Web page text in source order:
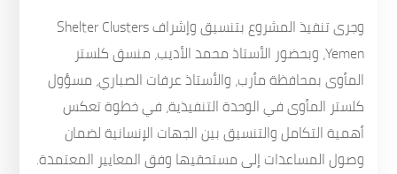
وجرى تنفيذ المشروع بتنسيق وإشراف Shelter Clusters
Yemen، وبحضور الأستاذ محمد الأديب، منسق كلستر
المأوى بمحافظة مأرب، والأستاذ عرفات الصباري، مسؤول
كلستر المأوى في الوحدة التنفيذية، في خطوة تعكس
أهمية التكامل والتنسيق بين الجهات الإنسانية لضمان
وصول المساعدات إلى مستحقيها وفق المعايير المعتمدة.